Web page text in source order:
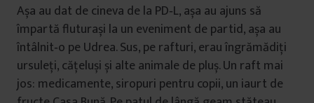
Așa au dat de cineva de la PD‑L, așa au ajuns să
împartă fluturași la un eveniment de partid, așa au
întâlnit‑o pe Udrea. Sus, pe rafturi, erau îngrămădiți
ursuleți, cățeluși și alte animale de pluș. Un raft mai
jos: medicamente, siropuri pentru copii, un iaurt de